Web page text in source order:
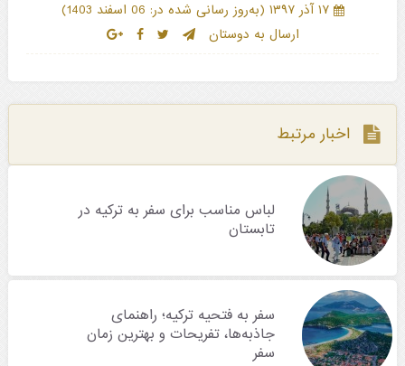
۱۷ آذر ۱۳۹۷ (به‌روز رسانی شده در: 06 اسفند 1403
)
ارسال به دوستان
اخبار مرتبط
لباس مناسب برای سفر به ترکیه در
تابستان
سفر به فتحیه ترکیه؛ راهنمای
جاذبه‌ها، تفریحات و بهترین زمان
سفر